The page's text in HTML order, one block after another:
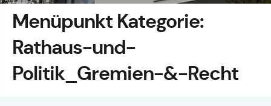
Menüpunkt Kategorie:
Rathaus-und-
Politik_Gremien-&-Recht